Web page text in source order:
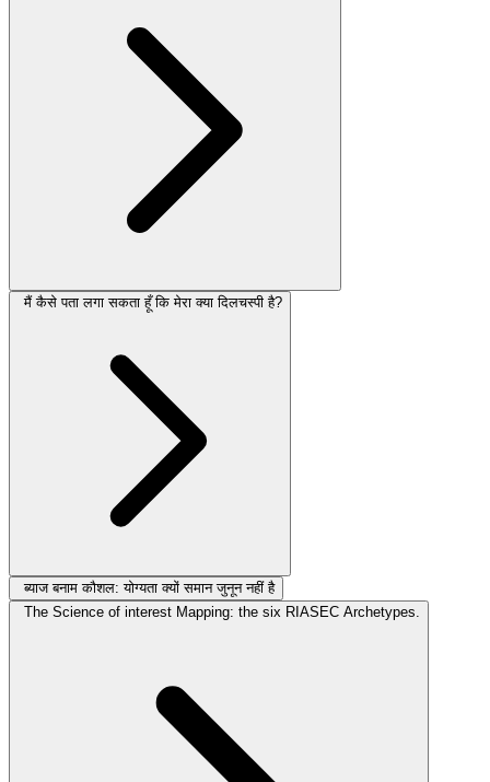
मैं कैसे पता लगा सकता हूँ कि मेरा क्या दिलचस्पी है?
ब्याज बनाम कौशल: योग्यता क्यों समान जुनून नहीं है
The Science of interest Mapping: the six RIASEC Archetypes.